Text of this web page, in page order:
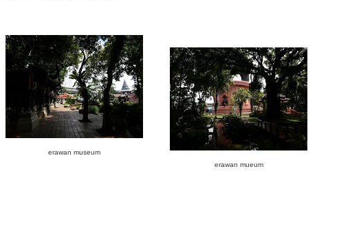
erawan museum
erawan mueum